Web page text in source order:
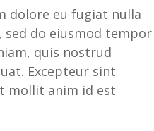
dolore eu fugiat nulla
do eiusmod tempor
quis nostrud
Excepteur sint
mollit anim id est